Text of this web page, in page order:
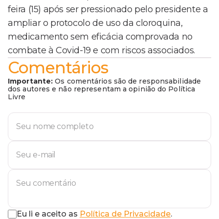
feira (15) após ser pressionado pelo presidente a
ampliar o protocolo de uso da cloroquina,
medicamento sem eficácia comprovada no
combate à Covid-19 e com riscos associados.
Comentários
Importante: Os comentários são de responsabilidade
dos autores e não representam a opinião do Política
Livre
Eu li e aceito as Política de Privacidade.